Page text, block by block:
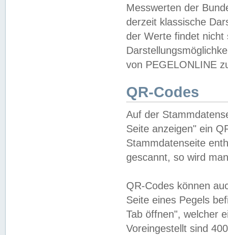
Messwerten der
derzeit klassische
der Werte findet
von PEGELONLINE
QR-Codes
Auf der
Seite anzeigen" ein
Stammdatenseite
gescannt, so wird
QR-Codes können
Seite eines Pegels
Tab öffnen", welcher
Voreingestellt sind